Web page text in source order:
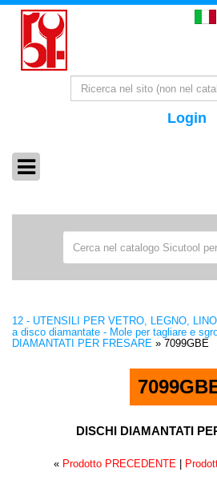
Login
12 - UTENSILI PER VETRO, LEGNO,
a disco diamantate - Mole per tagliare e
DIAMANTATI PER FRESARE » 7099GBE
DISCHI DIAMANTATI
« Prodotto PRECEDENTE